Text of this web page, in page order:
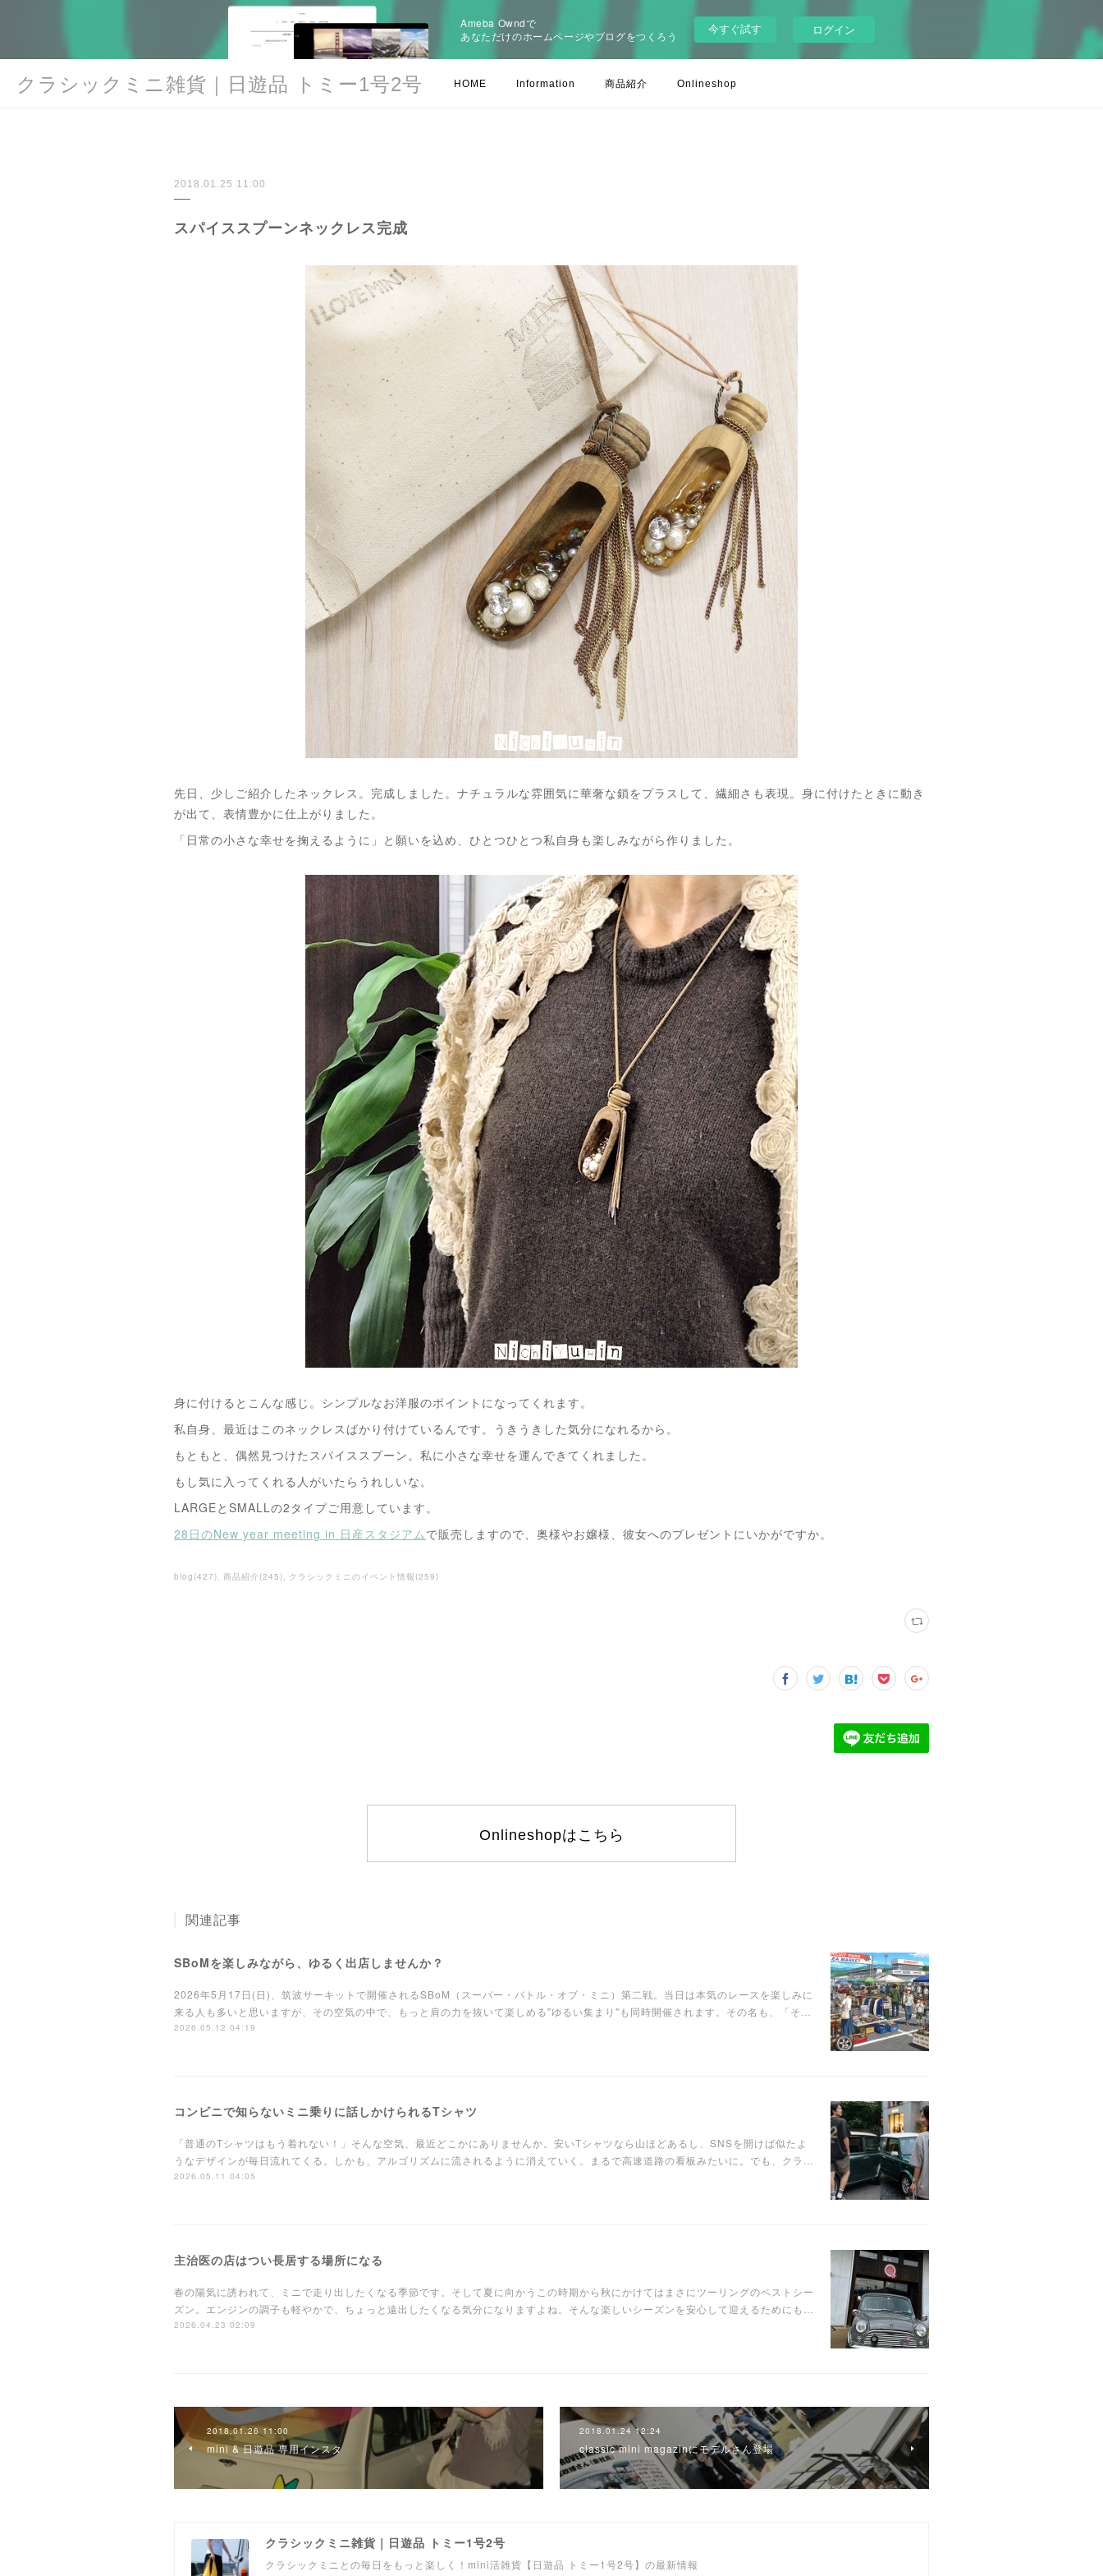
Ameba Owndで
あなただけのホームページやブログをつくろう
今すぐ試す ログイン
クラシックミニ雑貨｜日遊品 トミー1号2号 HOME Information 商品紹介 Onlineshop
2018.01.25 11:00
スパイススプーンネックレス完成
先日、少しご紹介したネックレス。完成しました。ナチュラルな雰囲気に華奢な鎖をプラスして、繊細さも表現。身に付けたときに動き
が出て、表情豊かに仕上がりました。
「日常の小さな幸せを掬えるように」と願いを込め、ひとつひとつ私自身も楽しみながら作りました。
身に付けるとこんな感じ。シンプルなお洋服のポイントになってくれます。
私自身、最近はこのネックレスばかり付けているんです。うきうきした気分になれるから。
もともと、偶然見つけたスパイススプーン。私に小さな幸せを運んできてくれました。
もし気に入ってくれる人がいたらうれしいな。
LARGEとSMALLの2タイプご用意しています。
28日のNew year meeting in 日産スタジアムで販売しますので、奥様やお嬢様、彼女へのプレゼントにいかがですか。
blog (427) 商品紹介 (245) クラシックミニのイベント情報 (259)
Onlineshopはこちら
関連記事
SBoMを楽しみながら、ゆるく出店しませんか？
2026年5月17日(日)、筑波サーキットで開催されるSBoM（スーパー・バトル・オブ・ミニ）第二戦。当日は本気のレースを楽しみに
来る人も多いと思いますが、その空気の中で、もっと肩の力を抜いて楽しめる"ゆるい集まり"も同時開催されます。その名も、「そ…
2026.05.12 04:19
コンビニで知らないミニ乗りに話しかけられるTシャツ
「普通のTシャツはもう着れない！」そんな空気、最近どこかにありませんか。安いTシャツなら山ほどあるし、SNSを開けば似たよ
うなデザインが毎日流れてくる。しかも、アルゴリズムに流されるように消えていく。まるで高速道路の看板みたいに。でも、クラ…
2026.05.11 04:05
主治医の店はつい長居する場所になる
春の陽気に誘われて、ミニで走り出したくなる季節です。そして夏に向かうこの時期から秋にかけてはまさにツーリングのベストシー
ズン。エンジンの調子も軽やかで、ちょっと遠出したくなる気分になりますよね。そんな楽しいシーズンを安心して迎えるためにも…
2026.04.23 02:09
2018.01.26 11:00
mini & 日遊品 専用インスタ
2018.01.24 12:24
classic mini magazinにモデルさん登場
クラシックミニ雑貨｜日遊品 トミー1号2号
クラシックミニとの毎日をもっと楽しく！mini活雑貨【日遊品 トミー1号2号】の最新情報